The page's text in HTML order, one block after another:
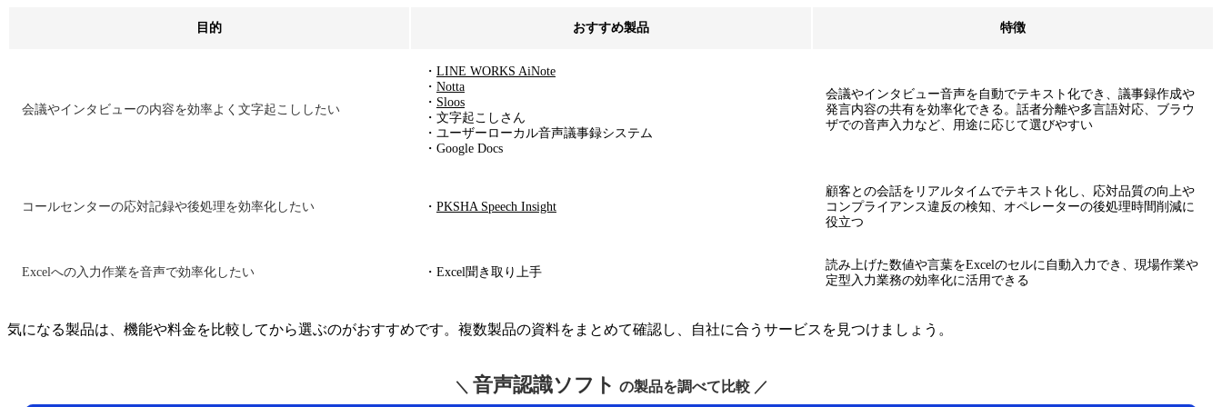
目的 おすすめ製品 特徴
会議やインタビューの内容を効率よく文字起こししたい
・ LINE WORKS AiNote
・ Notta
・ Sloos
・文字起こしさん
・ユーザーローカル音声議事録システム
・Google Docs
会議やインタビュー音声を自動でテキスト化でき、議事録作成や
発言内容の共有を効率化できる。話者分離や多言語対応、ブラウ
ザでの音声入力など、用途に応じて選びやすい
コールセンターの応対記録や後処理を効率化したい ・ PKSHA Speech Insight
顧客との会話をリアルタイムでテキスト化し、応対品質の向上や
コンプライアンス違反の検知、オペレーターの後処理時間削減に
役立つ
Excelへの入力作業を音声で効率化したい ・Excel聞き取り上手
読み上げた数値や言葉をExcelのセルに自動入力でき、現場作業や
定型入力業務の効率化に活用できる
気になる製品は、機能や料金を比較してから選ぶのがおすすめです。複数製品の資料をまとめて確認し、自社に合うサービスを見つけましょう。
＼ 音声認識ソフト の製品を調べて比較 ／